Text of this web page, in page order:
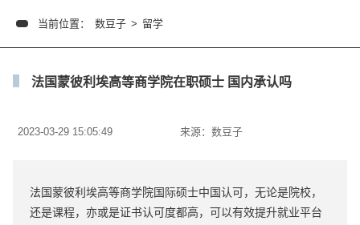
当前位置： 数豆子 > 留学
法国蒙彼利埃高等商学院在职硕士 国内承认吗
2023-03-29 15:05:49 来源： 数豆子
法国蒙彼利埃高等商学院国际硕士中国认可，无论是院校，
还是课程，亦或是证书认可度都高，可以有效提升就业平台